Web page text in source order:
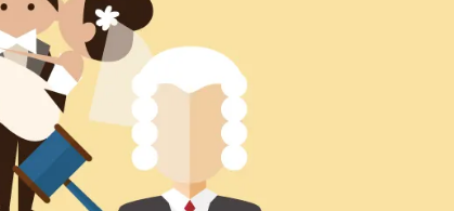
ASSESSORIA DE COMUNICACIÓ
ASSESSORIA EN ESTRANGERIA
PROTECCIÓ DE DADES
SERVEIS IMMOBILIARIS